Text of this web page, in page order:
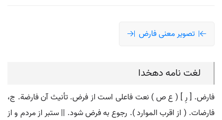
تصویر معنی فارض
لغت نامه دهخدا
فارض. [ رِ ] ( ع ص ) نعت فاعلی است از فرض. تأنیث آن فارضة. ج،
فارضات. ( از اقرب الموارد ). رجوع به فرض شود. || ستبر از مردم و از